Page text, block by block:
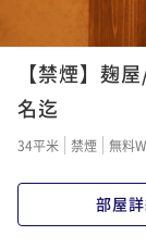
ポイントアップ
【早割60】旬
古民家旅＜夕
二食付き 現地決
【禁煙】麹
名迄
34平米 禁煙 無料
部屋